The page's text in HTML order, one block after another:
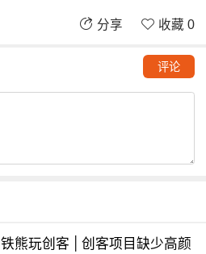
分享 收藏 0
评论
铁熊玩创客 | 创客项目缺少高颜